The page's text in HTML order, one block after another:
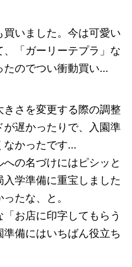
いました。今は可愛い
「ガーリーテプラ」な
たのでつい衝動買い…
きさを変更する際の調整
遅かったりで、入園準
なかったです…
の名づけにはピシッと
学準備に重宝しました
たな、と。
「お店に印字してもらう
備にはいちばん役立ち